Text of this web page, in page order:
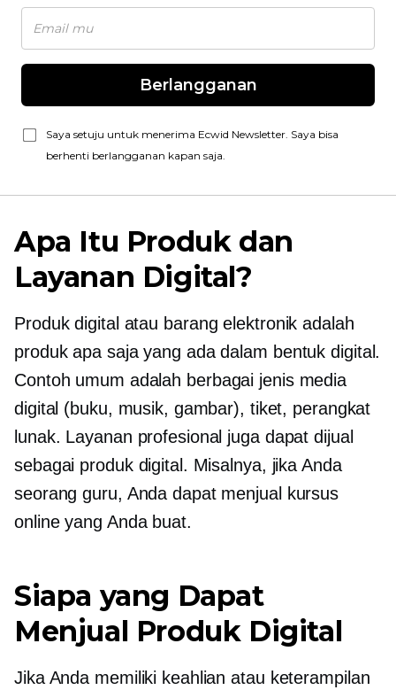
Berlangganan
Saya setuju untuk menerima Ecwid Newsletter. Saya bisa
berhenti berlangganan kapan saja.
Apa Itu Produk dan
Layanan Digital?
Produk digital atau barang elektronik adalah
produk apa saja yang ada dalam bentuk digital.
Contoh umum adalah berbagai jenis media
digital (buku, musik, gambar), tiket, perangkat
lunak. Layanan profesional juga dapat dijual
sebagai produk digital. Misalnya, jika Anda
seorang guru, Anda dapat menjual kursus
online yang Anda buat.
Siapa yang Dapat
Menjual Produk Digital
Jika Anda memiliki keahlian atau keterampilan